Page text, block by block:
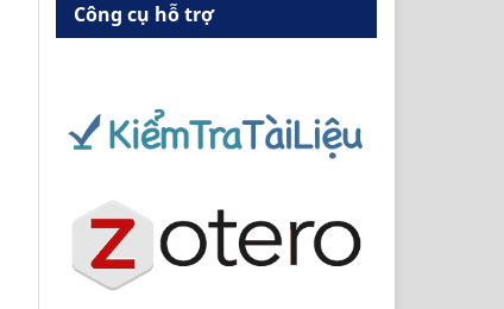
Công cụ hỗ trợ